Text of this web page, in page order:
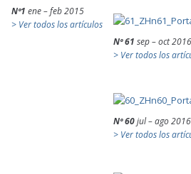
Nº1 ene – feb 2015
> Ver todos los artículos
Nº 61 sep – oct 2016
> Ver todos los
Nº 60jul – ago 2016
> Ver todos los